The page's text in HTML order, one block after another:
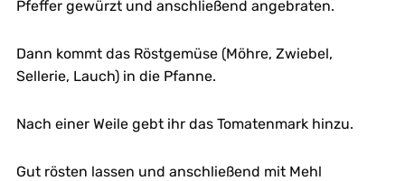
Pfeffer gewürzt und anschließend angebraten.
Dann kommt das Röstgemüse (Möhre, Zwiebel,
Sellerie, Lauch) in die Pfanne.
Nach einer Weile gebt ihr das Tomatenmark hinzu.
Gut rösten lassen und anschließend mit Mehl